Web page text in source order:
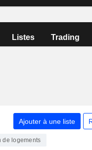
Listes Trading
Ajouter à une liste
de logements